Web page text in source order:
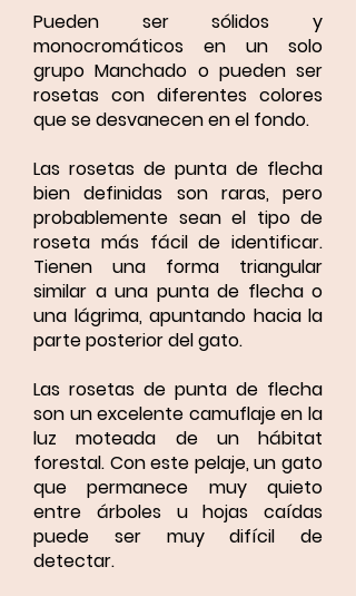
Pueden ser sólidos y
monocromáticos en un solo
grupo Manchado o pueden ser
rosetas con diferentes colores
que se desvanecen en el fondo.
Las rosetas de punta de flecha
bien definidas son raras, pero
probablemente sean el tipo de
roseta más fácil de identificar.
Tienen una forma triangular
similar a una punta de flecha o
una lágrima, apuntando hacia la
parte posterior del gato.
Las rosetas de punta de flecha
son un excelente camuflaje en la
luz moteada de un hábitat
forestal. Con este pelaje, un gato
que permanece muy quieto
entre árboles u hojas caídas
puede ser muy difícil de
detectar.